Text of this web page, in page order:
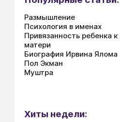
Размышление
Психология в именах
Привязанность ребенка к
матери
Биография Ирвина Ялома
Пол Экман
Муштра
Хиты недели: